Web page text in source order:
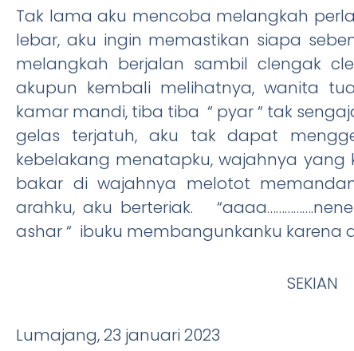
Tak lama aku mencoba melangkah
lebar, aku ingin memastikan siapa
melangkah berjalan sambil clengak
akupun kembali melihatnya, wanita
kamar mandi, tiba tiba “ pyar “ tak
gelas terjatuh, aku tak dapat
kebelakang menatapku, wajahnya
bakar di wajahnya melotot
arahku, aku berteriak.
ashar “ ibuku membangunkanku karena
SEKIAN
Lumajang, 23 januari 2023